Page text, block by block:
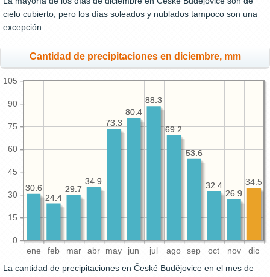
cielo cubierto, pero los días soleados y nublados tampoco son una
excepción.
Cantidad de precipitaciones en diciembre, mm
ene feb mar abr may jun jul ago sep oct nov dic
0
15
30
45
60
75
90
105
26.9
32.4
53.6
69.2
88.3
80.4
73.3
34.9
29.7
24.4
30.6
34.5
26.9
32.4
53.6
69.2
88.3
80.4
73.3
34.9
29.7
24.4
30.6
La cantidad de precipitaciones en České Budějovice en el mes de